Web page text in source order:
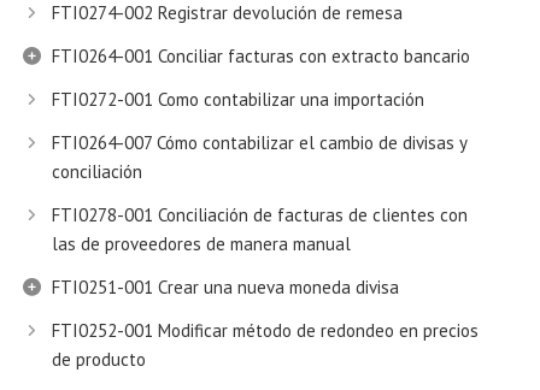
FTI0274-002 Registrar devolución de remesa
FTI0264-001 Conciliar facturas con extracto bancario
FTI0272-001 Como contabilizar una importación
FTI0264-007 Cómo contabilizar el cambio de divisas y
conciliación
FTI0278-001 Conciliación de facturas de clientes con
las de proveedores de manera manual
FTI0251-001 Crear una nueva moneda divisa
FTI0252-001 Modificar método de redondeo en precios
de producto